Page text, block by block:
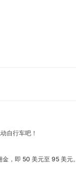
自行车吧！
，即 50 美元至 95 美元。